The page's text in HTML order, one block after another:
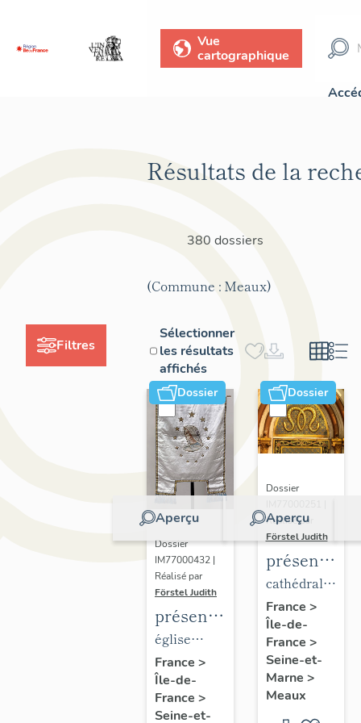
Vue
cartographique
Filtres
Résultats de la
380 dossiers
(Commune : Meaux)
Sélectionner
les résultats
affichés
Dossier
Aperçu
Dossier
IM77000432 |
Réalisé par
Förstel Judith
présentation
du
mobilier
de
l'église
église
paroissiale
Notre-
Dame du
France >
Île-de-
France >
Seine-et-
Dossier
Aperçu
Dossier
Réalisé par
Förstel Judith
du
mobilier
de la
cathédrale
de
Meaux
cathédrale
Saint-
Etienne
France >
Île-de-
France >
Seine-et-
Marne >
Meaux